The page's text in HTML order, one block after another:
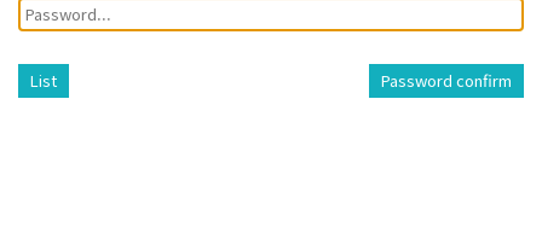
List Password confirm